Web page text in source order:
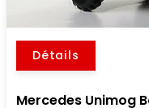
Détails
Mercedes Unimog